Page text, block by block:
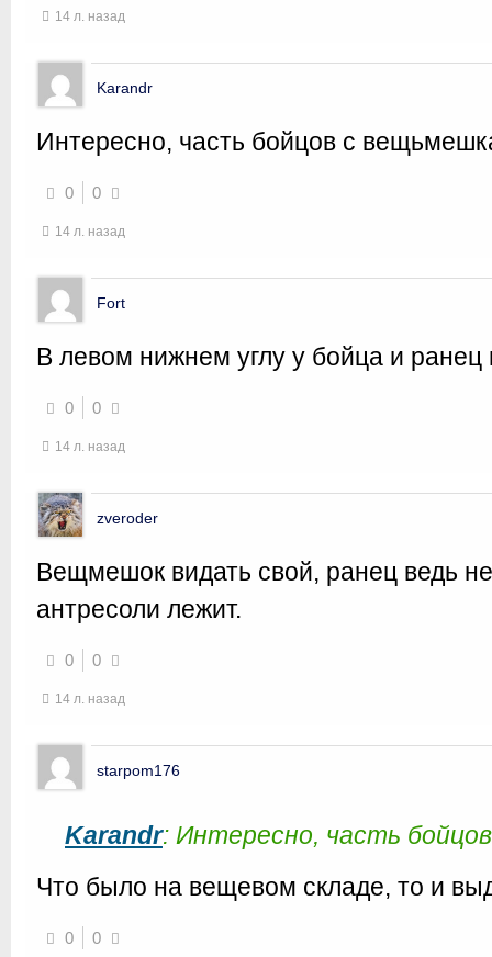
14 л. назад
Karandr
Интересно, часть бойцов с
0 0
14 л. назад
Fort
В левом нижнем углу у бойца и
0 0
14 л. назад
zveroder
Вещмешок видать свой, ранец ведь
антресоли лежит.
0 0
14 л. назад
starpom176
Karandr: Интересно, часть
Что было на вещевом складе, то и
0 0